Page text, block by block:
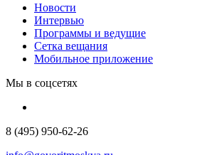
Новости
Интервью
Программы и ведущие
Сетка вещания
Мобильное приложение
Мы в соцсетях
8 (495) 950-62-26